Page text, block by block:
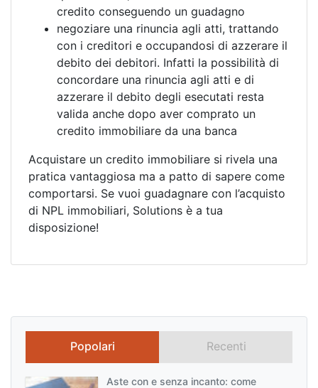
credito conseguendo un guadagno
negoziare una rinuncia agli atti, trattando
con i creditori e occupandosi di azzerare il
debito dei debitori. Infatti la possibilità di
concordare una rinuncia agli atti e di
azzerare il debito degli esecutati resta
valida anche dopo aver comprato un
credito immobiliare da una banca
Acquistare un credito immobiliare si rivela una
pratica vantaggiosa ma a patto di sapere come
comportarsi. Se vuoi guadagnare con l’acquisto
di NPL immobiliari, Solutions è a tua
disposizione!
Popolari Recenti
Aste con e senza incanto: come